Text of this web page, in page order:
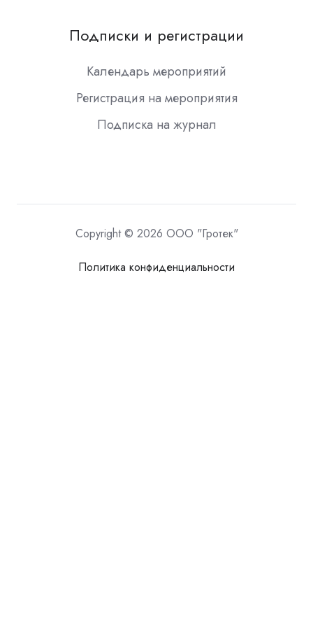
Подписки и регистрации
Календарь мероприятий
Регистрация на мероприятия
Подписка на журнал
Copyright © 2026 ООО "Гротек"
Политика конфиденциальности